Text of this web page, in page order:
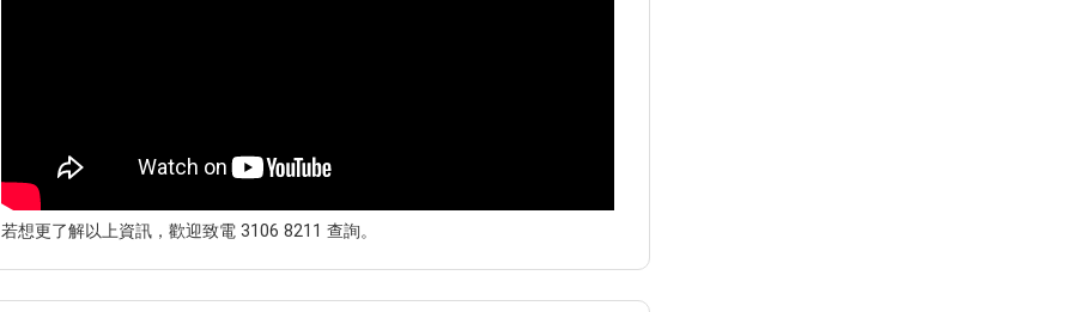
若想更了解以上資訊，歡迎致電 3106 8211 查詢。